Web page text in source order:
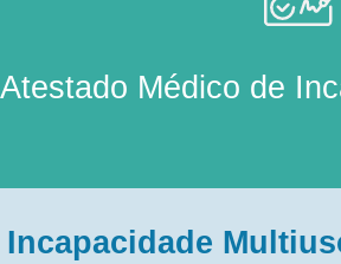
Atestado Médico de